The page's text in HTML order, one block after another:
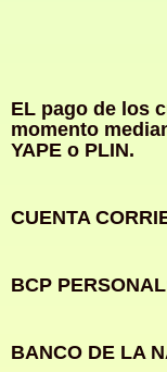
EL pago de los
momento
YAPE o PLIN.
CUENTA
BCP
BANCO DE LA